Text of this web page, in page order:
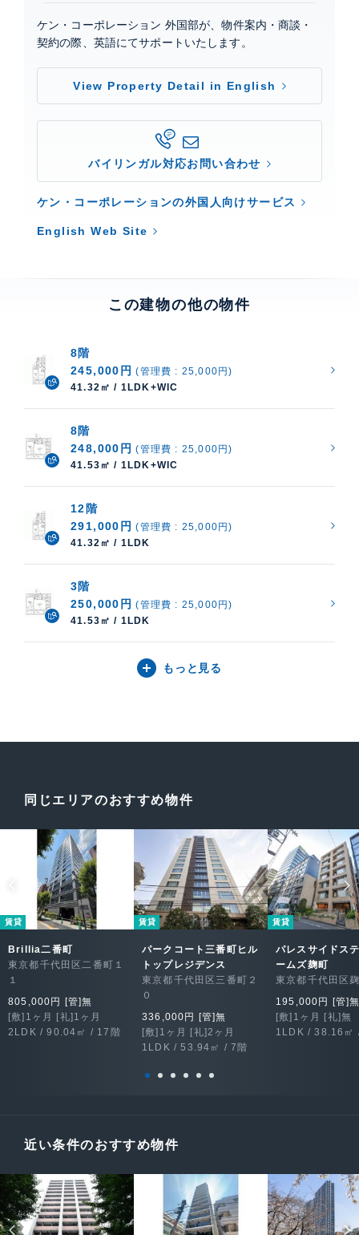
ケン・コーポレーション 外国部が、物件案内・商談・
契約の際、英語にてサポートいたします。
View Property Detail in English
バイリンガル対応お問い合わせ
ケン・コーポレーションの外国人向けサービス
English Web Site
この建物の他の物件
8階
245,000円 (管理費 : 25,000円)
41.32㎡ / 1LDK+WIC
8階
248,000円 (管理費 : 25,000円)
41.53㎡ / 1LDK+WIC
12階
291,000円 (管理費 : 25,000円)
41.32㎡ / 1LDK
3階
250,000円 (管理費 : 25,000円)
41.53㎡ / 1LDK
もっと見る
同じエリアのおすすめ物件
賃貸
Brillia二番町
東京都千代田区二番町１
１
805,000円 [管]無
[敷]1ヶ月 [礼]1ヶ月
2LDK / 90.04㎡ / 17階
賃貸
パークコート三番町ヒル
トップレジデンス
東京都千代田区三番町２
０
336,000円 [管]無
[敷]1ヶ月 [礼]2ヶ月
1LDK / 53.94㎡ / 7階
賃貸
パレスサイドス
ームズ麹町
東京都千代田区
195,000円 [管]
[敷]1ヶ月 [礼]無
1LDK / 38.16㎡
近い条件のおすすめ物件